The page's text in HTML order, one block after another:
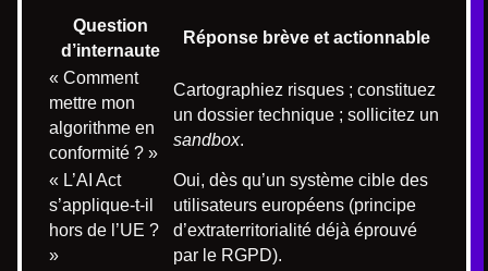
Question
d’internaute
Réponse brève et actionnable
« Comment
mettre mon
algorithme en
conformité ? »
Cartographiez risques ; constituez
un dossier technique ; sollicitez un
sandbox.
« L’AI Act
s’applique-t-il
hors de l’UE ?
»
Oui, dès qu’un système cible des
utilisateurs européens (principe
d’extraterritorialité déjà éprouvé
par le RGPD).